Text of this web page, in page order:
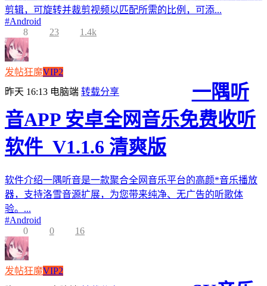
剪辑，可旋转并裁剪视频以匹配所需的比例，可添...
#Android
8
23 1.4k
发帖狂魔VIP2
昨天 16:13 电脑端 转载分享
一隅听
音APP 安卓全网音乐免费收听
软件_V1.1.6 清爽版
软件介绍一隅听音是一款聚合全网音乐平台的高颜*音乐播放
器，支持洛雪音源扩展，为您带来纯净、无广告的听歌体
验。...
#Android
0
0 16
发帖狂魔VIP2